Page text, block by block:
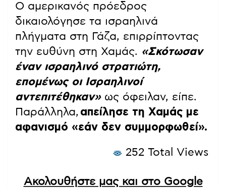
Ο αμερικανός πρόεδρος
δικαιολόγησε τα ισραηλινά
πλήγματα στη Γάζα, επιρρίπτοντας
την ευθύνη στη Χαμάς. «Σκότωσαν
έναν ισραηλινό στρατιώτη,
επομένως οι Ισραηλινοί
αντεπιτέθηκαν» ως όφειλαν, είπε.
Παράλληλα, απείλησε τη Χαμάς με
αφανισμό «εάν δεν συμμορφωθεί».
252 Total Views
Ακολουθήστε μας και στο Google